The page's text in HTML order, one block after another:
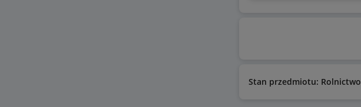
Stan przedmiotu: Rolnictwo